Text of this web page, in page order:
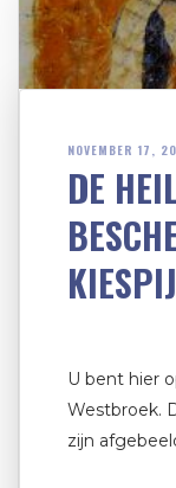
NOVEMBER 17,
DE
U bent hier
Westbroek.
zijn